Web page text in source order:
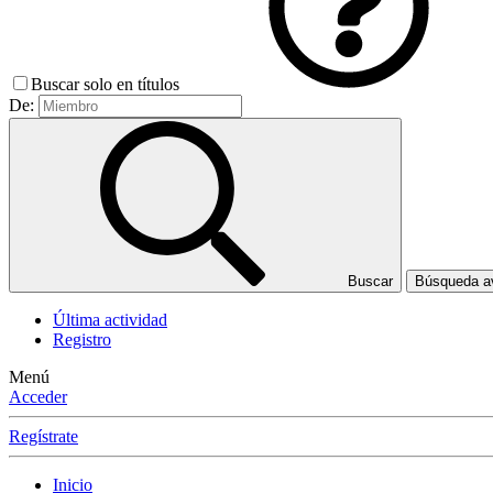
Buscar solo en títulos
De:
Buscar Búsqueda
Última actividad
Registro
Menú
Acceder
Regístrate
Inicio